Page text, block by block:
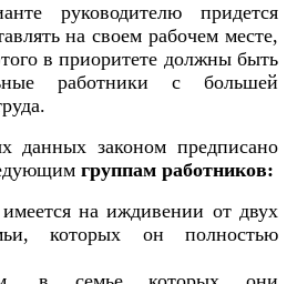
руководителю придется
на своем рабочем месте,
в приоритете должны быть
работники с большей
данных законом предписано
группам работников:
на иждивении от двух
которых он полностью